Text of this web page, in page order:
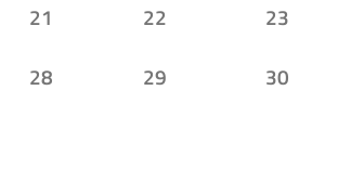
21 22
23
28 29
30